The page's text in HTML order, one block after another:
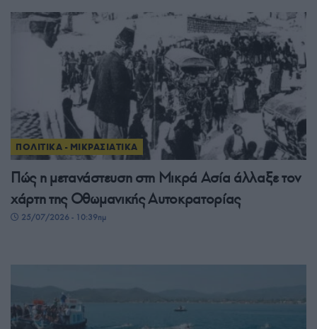
ΠΟΛΙΤΙΚΑ - ΜΙΚΡΑΣΙΑΤΙΚΑ
Πώς η μετανάστευση στη Μικρά Ασία άλλαξε τον
χάρτη της Οθωμανικής Αυτοκρατορίας
25/07/2026 - 10:39πμ